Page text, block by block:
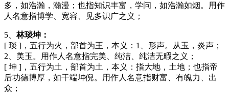
多，如浩瀚，瀚漫；也指知识丰富，学问，如浩瀚如烟。用作
人名意指博学、宽容、见多识广之义；
5、林琰坤：
[ 琰 ]，五行为火，部首为王，本义：1、形声。从玉，炎声；
2、美玉。用作人名意指完美、纯洁、纯洁无暇之义；
[ 坤 ]，五行为土，部首为土，本义：指大地，土地；也指帝
后功德博厚，如干端坤倪。用作人名意指财富、有魄力、出
众；